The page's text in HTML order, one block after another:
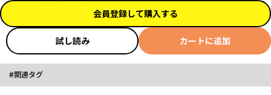
会員登録して購入する
試し読み カートに追加
関連タグ